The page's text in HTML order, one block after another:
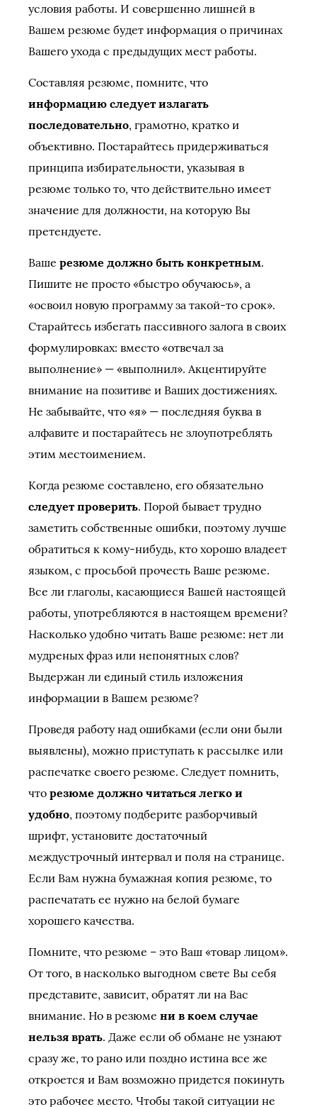
условия работы. И совершенно лишней в
Вашем резюме будет информация о причинах
Вашего ухода с предыдущих мест работы.
Составляя резюме, помните, что
информацию следует излагать
последовательно, грамотно, кратко и
объективно. Постарайтесь придерживаться
принципа избирательности, указывая в
резюме только то, что действительно имеет
значение для должности, на которую Вы
претендуете.
Ваше резюме должно быть конкретным.
Пишите не просто «быстро обучаюсь», а
«освоил новую программу за такой-то срок».
Старайтесь избегать пассивного залога в своих
формулировках: вместо «отвечал за
выполнение» — «выполнил». Акцентируйте
внимание на позитиве и Ваших достижениях.
Не забывайте, что «я» — последняя буква в
алфавите и постарайтесь не злоупотреблять
этим местоимением.
Когда резюме составлено, его обязательно
следует проверить. Порой бывает трудно
заметить собственные ошибки, поэтому лучше
обратиться к кому-нибудь, кто хорошо владеет
языком, с просьбой прочесть Ваше резюме.
Все ли глаголы, касающиеся Вашей настоящей
работы, употребляются в настоящем времени?
Насколько удобно читать Ваше резюме: нет ли
мудреных фраз или непонятных слов?
Выдержан ли единый стиль изложения
информации в Вашем резюме?
Проведя работу над ошибками (если они были
выявлены), можно приступать к рассылке или
распечатке своего резюме. Следует помнить,
что резюме должно читаться легко и
удобно, поэтому подберите разборчивый
шрифт, установите достаточный
междустрочный интервал и поля на странице.
Если Вам нужна бумажная копия резюме, то
распечатать ее нужно на белой бумаге
хорошего качества.
Помните, что резюме – это Ваш «товар лицом».
От того, в насколько выгодном свете Вы себя
представите, зависит, обратят ли на Вас
внимание. Но в резюме ни в коем случае
нельзя врать. Даже если об обмане не узнают
сразу же, то рано или поздно истина все же
откроется и Вам возможно придется покинуть
это рабочее место. Чтобы такой ситуации не